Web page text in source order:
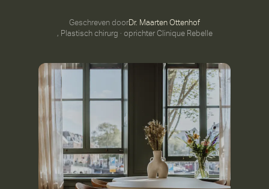
Geschreven doorDr. Maarten Ottenhof
, Plastisch chirurg · oprichter Clinique Rebelle